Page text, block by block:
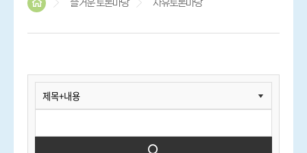
즐거운 토론마당 자유토론마당